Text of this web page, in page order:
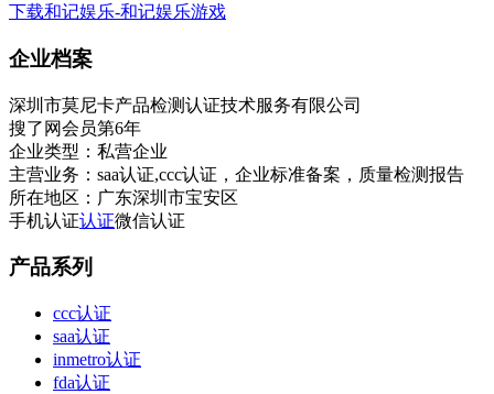
下载和记娱乐-和记娱乐游戏
企业档案
深圳市莫尼卡产品检测认证技术服务有限公司
搜了网会员第6年
企业类型： 私营企业
主营业务： saa认证,ccc认证，企业标准备案，质量检测报告
所在地区： 广东深圳市宝安区
手机认证认证微信认证
产品系列
ccc认证
saa认证
inmetro认证
fda认证